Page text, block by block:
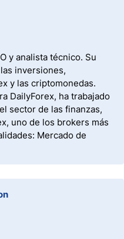
y analista técnico. Su
inversiones,
y las criptomonedas.
DailyForex, ha trabajado
sector de las finanzas,
uno de los brokers más
Mercado de